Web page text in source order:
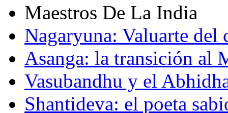
Maestros De La India
Nagaryuna: Valuarte del
Asanga: la transición al
Vasubandhu y el
Shantideva: el poeta